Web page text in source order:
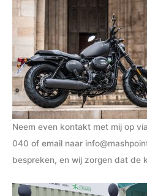
Neem even kontakt met mij op
040 of email naar
bespreken, en wij zorgen dat de